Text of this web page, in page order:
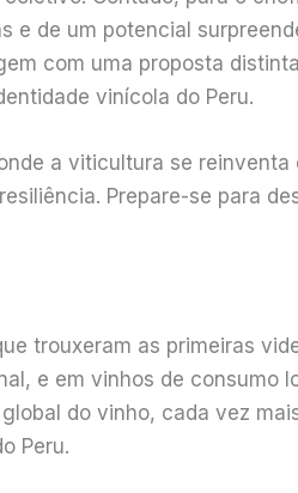
e de um potencial
com uma proposta
vinícola do Peru.
a viticultura se
Prepare-se para
trouxeram as primeiras
e em vinhos de consumo
do vinho, cada vez
Peru.